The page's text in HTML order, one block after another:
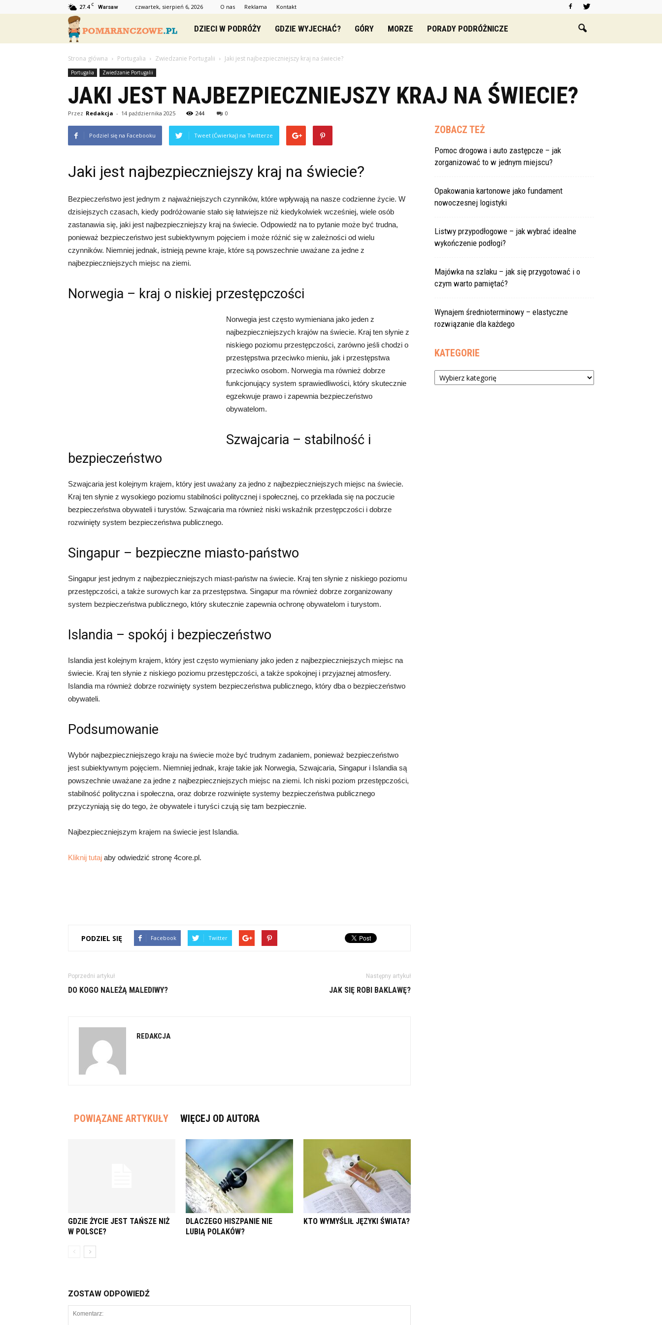
27.4 C Warsaw czwartek, sierpień 6, 2026 O nas Reklama Kontakt
Pomaranczowe.pl
DZIECI W PODRÓŻY GDZIE WYJECHAĆ? GÓRY MORZE PORADY PODRÓŻNICZE
Strona główna Portugalia Zwiedzanie Portugalii Jaki jest najbezpieczniejszy kraj na świecie?
Portugalia Zwiedzanie Portugalii
JAKI JEST NAJBEZPIECZNIEJSZY KRAJ NA ŚWIECIE?
Przez Redakcja - 14 października 2025 244 0
Podziel się na Facebooku Tweet (Ćwierkaj) na Twitterze
Jaki jest najbezpieczniejszy kraj na świecie?
Bezpieczeństwo jest jednym z najważniejszych czynników, które wpływają na nasze codzienne życie. W
dzisiejszych czasach, kiedy podróżowanie stało się łatwiejsze niż kiedykolwiek wcześniej, wiele osób
zastanawia się, jaki jest najbezpieczniejszy kraj na świecie. Odpowiedź na to pytanie może być trudna,
ponieważ bezpieczeństwo jest subiektywnym pojęciem i może różnić się w zależności od wielu
czynników. Niemniej jednak, istnieją pewne kraje, które są powszechnie uważane za jedne z
najbezpieczniejszych miejsc na ziemi.
Norwegia – kraj o niskiej przestępczości
Norwegia jest często wymieniana jako jeden z
najbezpieczniejszych krajów na świecie. Kraj ten słynie z
niskiego poziomu przestępczości, zarówno jeśli chodzi o
przestępstwa przeciwko mieniu, jak i przestępstwa
przeciwko osobom. Norwegia ma również dobrze
funkcjonujący system sprawiedliwości, który skutecznie
egzekwuje prawo i zapewnia bezpieczeństwo
obywatelom.
Szwajcaria – stabilność i
bezpieczeństwo
Szwajcaria jest kolejnym krajem, który jest uważany za jedno z najbezpieczniejszych miejsc na świecie.
Kraj ten słynie z wysokiego poziomu stabilności politycznej i społecznej, co przekłada się na poczucie
bezpieczeństwa obywateli i turystów. Szwajcaria ma również niski wskaźnik przestępczości i dobrze
rozwinięty system bezpieczeństwa publicznego.
Singapur – bezpieczne miasto-państwo
Singapur jest jednym z najbezpieczniejszych miast-państw na świecie. Kraj ten słynie z niskiego poziomu
przestępczości, a także surowych kar za przestępstwa. Singapur ma również dobrze zorganizowany
system bezpieczeństwa publicznego, który skutecznie zapewnia ochronę obywatelom i turystom.
Islandia – spokój i bezpieczeństwo
Islandia jest kolejnym krajem, który jest często wymieniany jako jeden z najbezpieczniejszych miejsc na
świecie. Kraj ten słynie z niskiego poziomu przestępczości, a także spokojnej i przyjaznej atmosfery.
Islandia ma również dobrze rozwinięty system bezpieczeństwa publicznego, który dba o bezpieczeństwo
obywateli.
Podsumowanie
Wybór najbezpieczniejszego kraju na świecie może być trudnym zadaniem, ponieważ bezpieczeństwo
jest subiektywnym pojęciem. Niemniej jednak, kraje takie jak Norwegia, Szwajcaria, Singapur i Islandia są
powszechnie uważane za jedne z najbezpieczniejszych miejsc na ziemi. Ich niski poziom przestępczości,
stabilność polityczna i społeczna, oraz dobrze rozwinięte systemy bezpieczeństwa publicznego
przyczyniają się do tego, że obywatele i turyści czują się tam bezpiecznie.
Najbezpieczniejszym krajem na świecie jest Islandia.
Kliknij tutaj aby odwiedzić stronę 4core.pl.
PODZIEL SIĘ Facebook Twitter
Poprzedni artykuł
DO KOGO NALEŻĄ MALEDIWY?
Następny artykuł
JAK SIĘ ROBI BAKLAWĘ?
REDAKCJA
POWIĄZANE ARTYKUŁY WIĘCEJ OD AUTORA
GDZIE ŻYCIE JEST TAŃSZE NIŻ
W POLSCE?
DLACZEGO HISZPANIE NIE
LUBIĄ POLAKÓW?
KTO WYMYŚLIŁ JĘZYKI ŚWIATA?
ZOSTAW ODPOWIEDŹ
ZOBACZ TEŻ
Pomoc drogowa i auto zastępcze – jak
zorganizować to w jednym miejscu?
Opakowania kartonowe jako fundament
nowoczesnej logistyki
Listwy przypodłogowe – jak wybrać idealne
wykończenie podłogi?
Majówka na szlaku – jak się przygotować i o
czym warto pamiętać?
Wynajem średnioterminowy – elastyczne
rozwiązanie dla każdego
KATEGORIE
Kategorie